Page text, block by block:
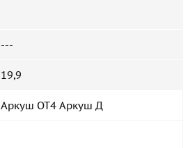
---
19,9
Аркуш ОТ4 Аркуш Д